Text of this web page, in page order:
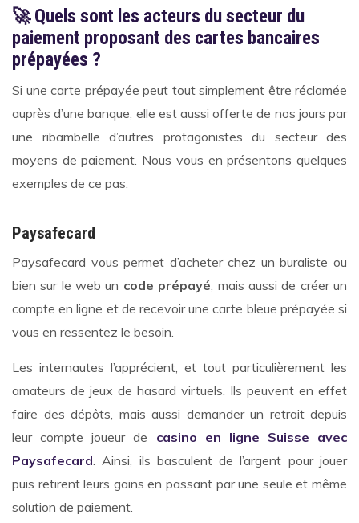
🚀Quels sont les acteurs du secteur du
paiement proposant des cartes bancaires
prépayées ?
Si une carte prépayée peut tout simplement être réclamée
auprès d’une banque, elle est aussi offerte de nos jours par
une ribambelle d’autres protagonistes du secteur des
moyens de paiement. Nous vous en présentons quelques
exemples de ce pas.
Paysafecard
Paysafecard vous permet d’acheter chez un buraliste ou
bien sur le web un code prépayé , mais aussi de créer un
compte en ligne et de recevoir une carte bleue prépayée si
vous en ressentez le besoin.
Les internautes l’apprécient, et tout particulièrement les
amateurs de jeux de hasard virtuels. Ils peuvent en effet
faire des dépôts, mais aussi demander un retrait depuis
leur compte joueur de casino en ligne Suisse avec
Paysafecard . Ainsi, ils basculent de l’argent pour jouer
puis retirent leurs gains en passant par une seule et même
solution de paiement.